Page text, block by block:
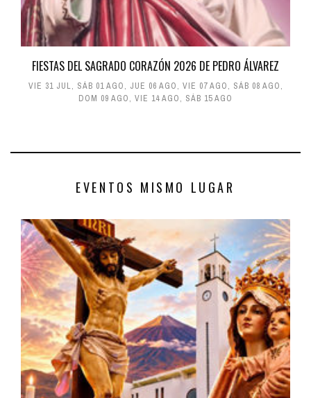
FIESTAS DEL SAGRADO CORAZÓN 2026 DE PEDRO ÁLVAREZ
VIE 31 JUL, SÁB 01 AGO, JUE 06 AGO, VIE 07 AGO, SÁB 08 AGO,
DOM 09 AGO, VIE 14 AGO, SÁB 15 AGO
EVENTOS MISMO LUGAR